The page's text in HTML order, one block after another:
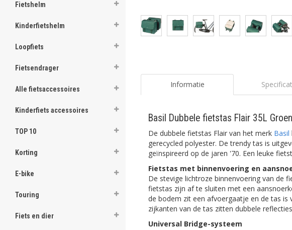
Fietshelm
Kinderfietshelm
Loopfiets
Fietsendrager
Alle fietsaccessoires
Kinderfiets accessoires
TOP 10
Korting
E-bike
Touring
Fiets en dier
Informatie
Basil Dubbele fietstas Flair 35L Groen
De dubbele fietstas Flair van het merk Basil
gerecycled polyester. De trendy tas is
geïnspireerd op de jaren '70. Een leuke
Fietstas met binnenvoering en
De stevige lichtroze binnenvoering van de
fietstas zijn af te sluiten met een
de bodem zit een afvoergaatje en de tas is
zijkanten van de tas zitten dubbele
Universal Bridge-systeem